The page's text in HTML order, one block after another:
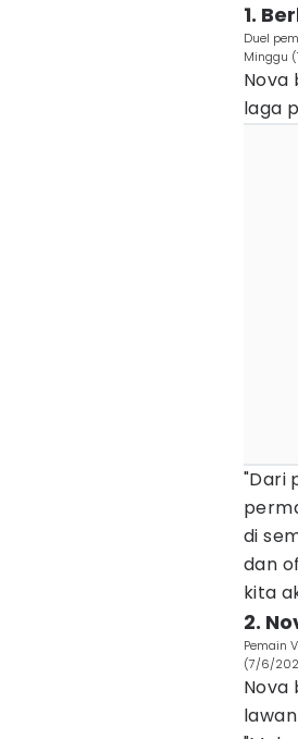
1.
Duel
Minggu
Nova
laga
"Dari
di
dan
kita
2.
Pemain
(7/6/
Nova